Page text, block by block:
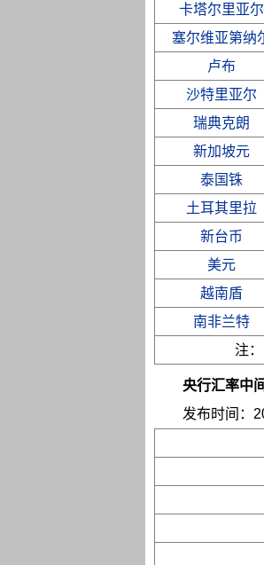
卡塔尔里亚尔
塞尔维亚第纳
卢布
沙特里亚尔
瑞典克朗
新加坡元
泰国铢
土耳其里拉
新台币
美元
越南盾
南非兰特
注
央行汇率中
发布时间：